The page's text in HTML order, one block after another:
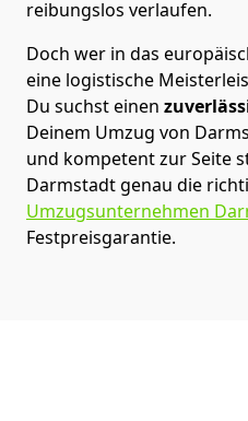
reibungslos verlaufen.
Doch wer in das
eine logistische
Du suchst einen
Deinem Umzug von
und kompetent zur Seite
Darmstadtgenau die
Umzugsunternehmen
Festpreisgarantie.